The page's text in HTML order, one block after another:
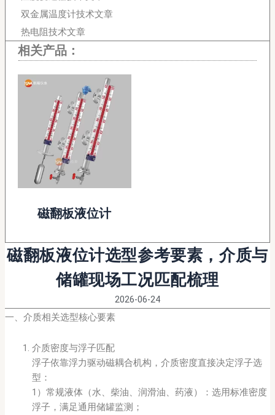
双金属温度计技术文章
热电阻技术文章
相关产品：
磁翻板液位计
磁翻板液位计选型参考要素，介质与
储罐现场工况匹配梳理
2026-06-24
一、介质相关选型核心要素
介质密度与浮子匹配
浮子依靠浮力驱动磁耦合机构，介质密度直接决定浮子选
型：
1）常规液体（水、柴油、润滑油、药液）：选用标准密度
浮子，满足通用储罐监测；